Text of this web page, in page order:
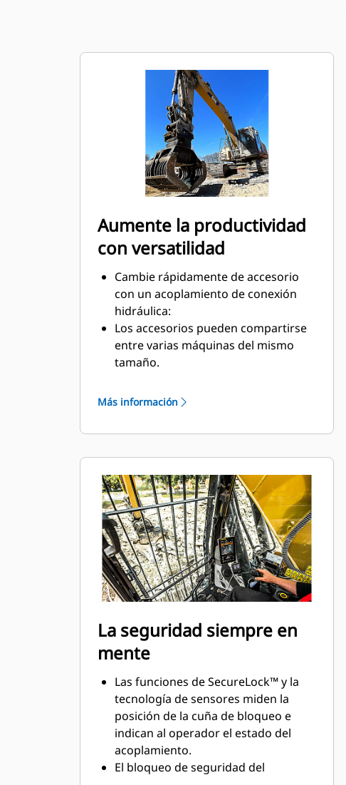
Aumente la productividad
con versatilidad
Cambie rápidamente de accesorio
con un acoplamiento de conexión
hidráulica:
Los accesorios pueden compartirse
entre varias máquinas del mismo
tamaño.
un gancho de elevación con
Más información
La seguridad siempre en
mente
Las funciones de SecureLock™ y la
tecnología de sensores miden la
posición de la cuña de bloqueo e
indican al operador el estado del
acoplamiento.
El bloqueo de seguridad del